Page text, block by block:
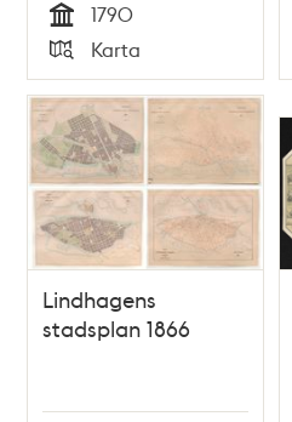
Tid
1790
Typ
Karta
Lindhagens
stadsplan 1866